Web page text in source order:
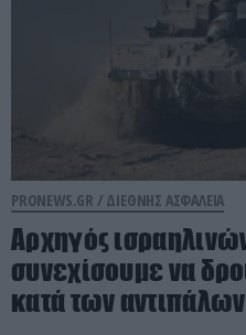
PRONEWS.GR / ΔΙΕΘΝΗΣ ΑΣΦΑΛΕΙΑ
Αρχηγός
συνεχίσουμε να
κατά των